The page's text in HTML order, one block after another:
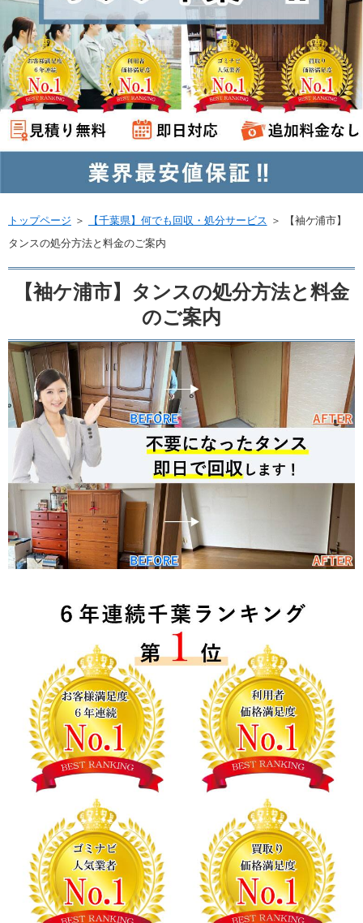
トップページ ＞ 【千葉県】何でも回収・処分サービス ＞
【袖ケ浦市】
タンスの処分方法と料金のご案内
【袖ケ浦市】タンスの処分方法と料金
のご案内